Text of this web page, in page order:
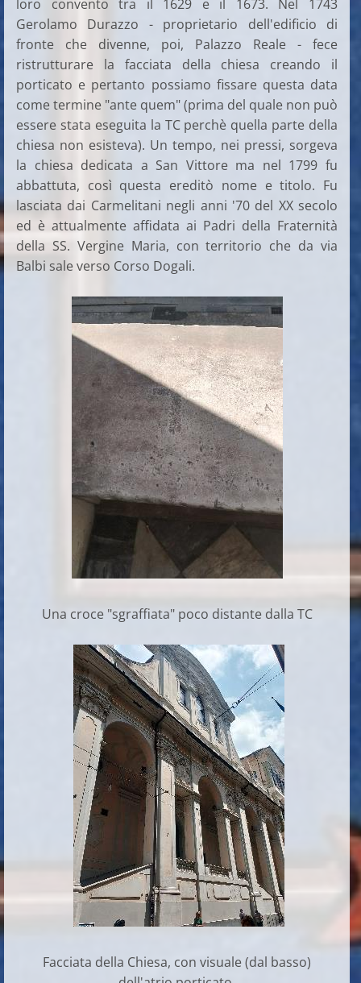
loro convento tra il 1629 e il 1673. Nel 1743
Gerolamo Durazzo - proprietario dell'edificio di
fronte che divenne, poi, Palazzo Reale - fece
ristrutturare la facciata della chiesa creando il
porticato e pertanto possiamo fissare questa data
come termine "ante quem" (prima del quale non può
essere stata eseguita la TC perchè quella parte della
chiesa non esisteva). Un tempo, nei pressi, sorgeva
la chiesa dedicata a San Vittore ma nel 1799 fu
abbattuta, così questa ereditò nome e titolo. Fu
lasciata dai Carmelitani negli anni '70 del XX secolo
ed è attualmente affidata ai Padri della Fraternità
della SS. Vergine Maria, con territorio che da via
Balbi sale verso Corso Dogali.
Una croce "sgraffiata" poco distante dalla TC
Facciata della Chiesa, con visuale (dal basso)